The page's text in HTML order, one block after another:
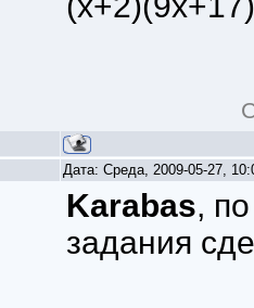
Дата: Среда, 2009-05-27,
Karabas,
задания